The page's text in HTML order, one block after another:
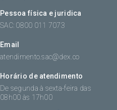
Pessoa física e juridica
SAC: 0800 011 7073
Email
atendimento.sac@dex.co
Horário de atendimento
De segunda à sexta-feira das
08h00 às 17h00